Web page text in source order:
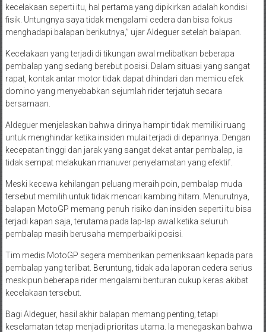
kecelakaan seperti itu, hal pertama yang dipikirkan adalah kondisi
fisik. Untungnya saya tidak mengalami cedera dan bisa fokus
menghadapi balapan berikutnya,” ujar Aldeguer setelah balapan.
Kecelakaan yang terjadi di tikungan awal melibatkan beberapa
pembalap yang sedang berebut posisi. Dalam situasi yang sangat
rapat, kontak antar motor tidak dapat dihindari dan memicu efek
domino yang menyebabkan sejumlah rider terjatuh secara
bersamaan.
Aldeguer menjelaskan bahwa dirinya hampir tidak memiliki ruang
untuk menghindar ketika insiden mulai terjadi di depannya. Dengan
kecepatan tinggi dan jarak yang sangat dekat antar pembalap, ia
tidak sempat melakukan manuver penyelamatan yang efektif.
Meski kecewa kehilangan peluang meraih poin, pembalap muda
tersebut memilih untuk tidak mencari kambing hitam. Menurutnya,
balapan MotoGP memang penuh risiko dan insiden seperti itu bisa
terjadi kapan saja, terutama pada lap-lap awal ketika seluruh
pembalap masih berusaha memperbaiki posisi.
Tim medis MotoGP segera memberikan pemeriksaan kepada para
pembalap yang terlibat. Beruntung, tidak ada laporan cedera serius
meskipun beberapa rider mengalami benturan cukup keras akibat
kecelakaan tersebut.
Bagi Aldeguer, hasil akhir balapan memang penting, tetapi
keselamatan tetap menjadi prioritas utama. Ia menegaskan bahwa